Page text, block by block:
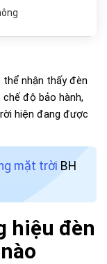
thể nhận thấy đèn
độ bảo hành,
hiện đang được
mặt trời BH
hiệu đèn